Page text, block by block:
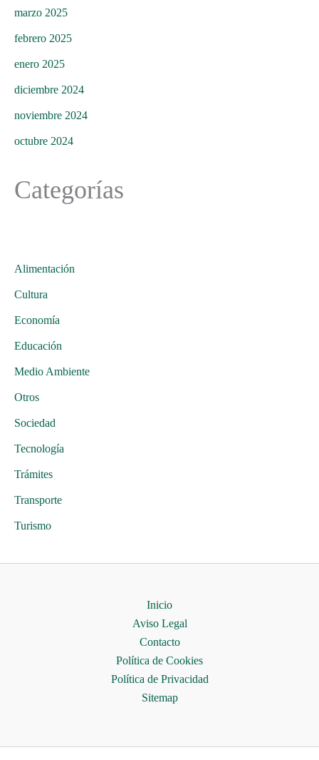
marzo 2025
febrero 2025
enero 2025
diciembre 2024
noviembre 2024
octubre 2024
Categorías
Alimentación
Cultura
Economía
Educación
Medio Ambiente
Otros
Sociedad
Tecnología
Trámites
Transporte
Turismo
Inicio
Aviso Legal
Contacto
Política de Cookies
Política de Privacidad
Sitemap